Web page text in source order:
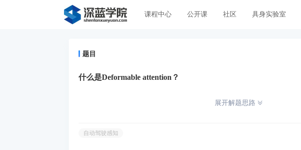
课程中心 公开课 社区 具身实验室
题目
什么是Deformable attention？
展开解题思路
自动驾驶感知